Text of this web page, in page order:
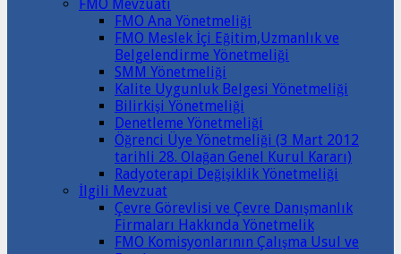
FMO Mevzuatı
FMO Ana Yönetmeliği
FMO Meslek İçi Eğitim,Uzmanlık ve
Belgelendirme Yönetmeliği
SMM Yönetmeliği
Kalite Uygunluk Belgesi Yönetmeliği
Bilirkişi Yönetmeliği
Denetleme Yönetmeliği
Öğrenci Üye Yönetmeliği (3 Mart 2012
tarihli 28. Olağan Genel Kurul Kararı)
Radyoterapi Değişiklik Yönetmeliği
İlgili Mevzuat
Çevre Görevlisi ve Çevre Danışmanlık
Firmaları Hakkında Yönetmelik
FMO Komisyonlarının Çalışma Usul ve